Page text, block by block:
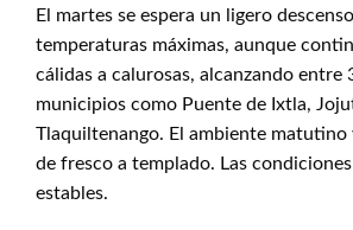
El martes se espera un ligero
temperaturas máximas, aunque
cálidas a calurosas, alcanzando entre
municipios como Puente de Ixtla,
Tlaquiltenango. El ambiente matutino
de fresco a templado. Las
estables.